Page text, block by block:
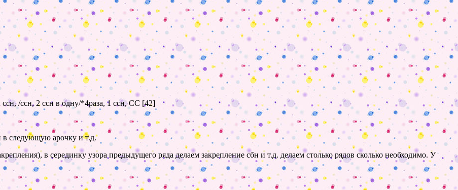
/ссн, 2 ссн в одну/*4раза, 1 ссн, СС [42]
в следующую арочку и т.д.
в серединку узора предыдущего ряда делаем закрепление сбн и т.д. делаем столько рядов сколько необходимо. У